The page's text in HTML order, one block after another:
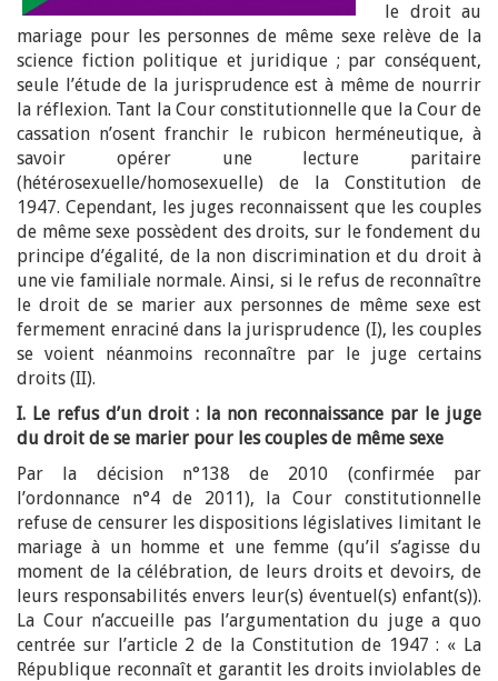
le droit au
mariage pour les personnes de même sexe relève de la
science fiction politique et juridique ; par conséquent,
seule l’étude de la jurisprudence est à même de nourrir
la réflexion. Tant la Cour constitutionnelle que la Cour de
cassation n’osent franchir le rubicon herméneutique, à
savoir opérer une lecture paritaire
(hétérosexuelle/homosexuelle) de la Constitution de
1947. Cependant, les juges reconnaissent que les couples
de même sexe possèdent des droits, sur le fondement du
principe d’égalité, de la non discrimination et du droit à
une vie familiale normale. Ainsi, si le refus de reconnaître
le droit de se marier aux personnes de même sexe est
fermement enraciné dans la jurisprudence (I), les couples
se voient néanmoins reconnaître par le juge certains
droits (II).
I. Le refus d’un droit : la non reconnaissance par le juge
du droit de se marier pour les couples de même sexe
Par la décision n°138 de 2010 (confirmée par
l’ordonnance n°4 de 2011), la Cour constitutionnelle
refuse de censurer les dispositions législatives limitant le
mariage à un homme et une femme (qu’il s’agisse du
moment de la célébration, de leurs droits et devoirs, de
leurs responsabilités envers leur(s) éventuel(s) enfant(s)).
La Cour n’accueille pas l’argumentation du juge a quo
centrée sur l’article 2 de la Constitution de 1947 : « La
République reconnaît et garantit les droits inviolables de